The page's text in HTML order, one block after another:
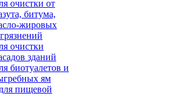
очистки от
битума,
жировых
очистки
зданий
биотуалетов и
ям
пищевой